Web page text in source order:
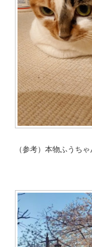
（参考）本物ふうち